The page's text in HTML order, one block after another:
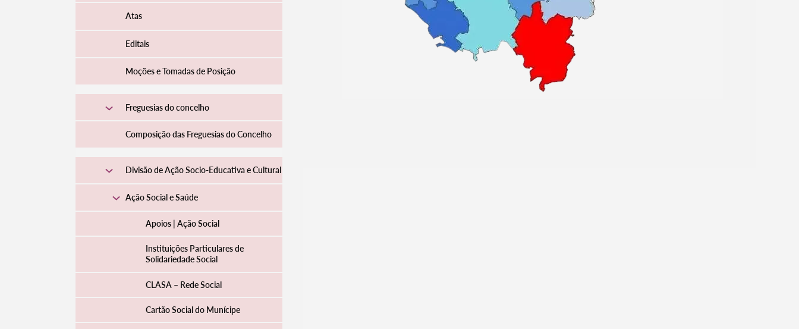
Atas
Editais
Moções e Tomadas de Posição
Freguesias do concelho
Composição das Freguesias do Concelho
Divisão de Ação Socio-Educativa e Cultural
Ação Social e Saúde
Apoios | Ação Social
Instituições Particulares de
Solidariedade Social
CLASA – Rede Social
Cartão Social do Munícipe